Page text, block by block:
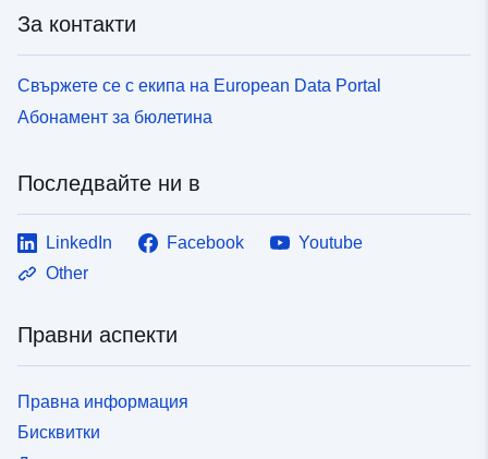
За контакти
Свържете се с екипа на European Data Portal
Абонамент за бюлетина
Последвайте ни в
LinkedIn Facebook
Youtube
Other
Правни аспекти
Правна информация
Бисквитки